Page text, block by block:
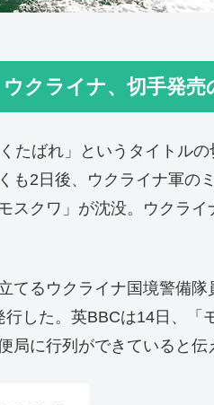
クライナ、切手発売
たばれ」というタイトルの
も2日後、ウクライナ軍の
スクワ」が沈没。ウクラ
てるウクライナ国境警備
した。英BBCは14日、「
局に行列ができていると伝